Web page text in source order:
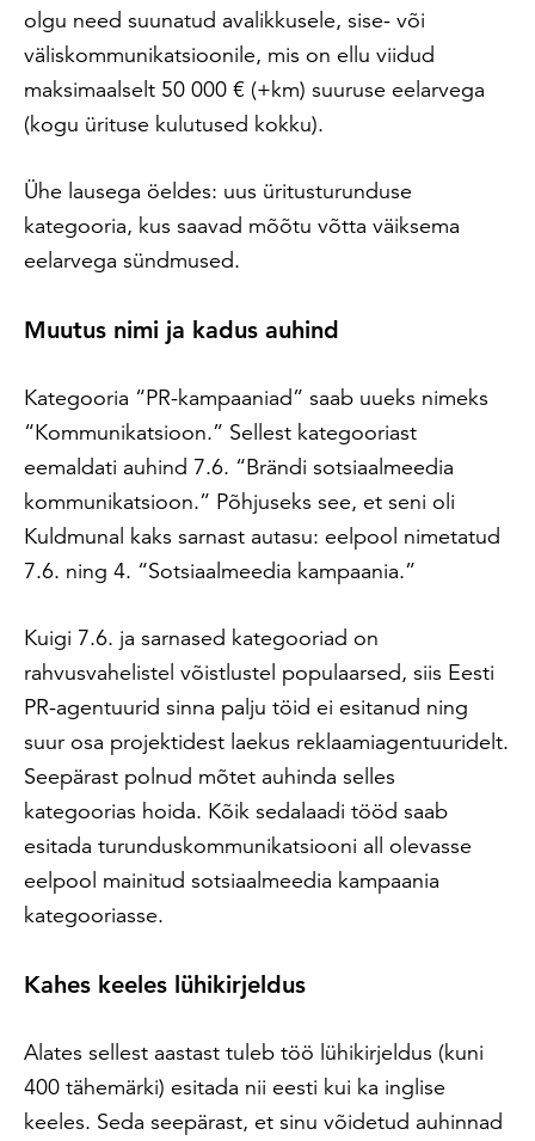
olgu need suunatud avalikkusele, sise- või
väliskommunikatsioonile, mis on ellu viidud
maksimaalselt 50 000 € (+km) suuruse eelarvega
(kogu ürituse kulutused kokku).
Ühe lausega öeldes: uus üritusturunduse
kategooria, kus saavad mõõtu võtta väiksema
eelarvega sündmused.
Muutus nimi ja kadus auhind
Kategooria “PR-kampaaniad” saab uueks nimeks
“Kommunikatsioon.” Sellest kategooriast
eemaldati auhind 7.6. “Brändi sotsiaalmeedia
kommunikatsioon.” Põhjuseks see, et seni oli
Kuldmunal kaks sarnast autasu: eelpool nimetatud
7.6. ning 4. “Sotsiaalmeedia kampaania.”
Kuigi 7.6. ja sarnased kategooriad on
rahvusvahelistel võistlustel populaarsed, siis Eesti
PR-agentuurid sinna palju töid ei esitanud ning
suur osa projektidest laekus reklaamiagentuuridelt.
Seepärast polnud mõtet auhinda selles
kategoorias hoida. Kõik sedalaadi tööd saab
esitada turunduskommunikatsiooni all olevasse
eelpool mainitud sotsiaalmeedia kampaania
kategooriasse.
Kahes keeles lühikirjeldus
Alates sellest aastast tuleb töö lühikirjeldus (kuni
400 tähemärki) esitada nii eesti kui ka inglise
keeles. Seda seepärast, et sinu võidetud auhinnad